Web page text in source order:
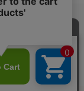
への影響につい